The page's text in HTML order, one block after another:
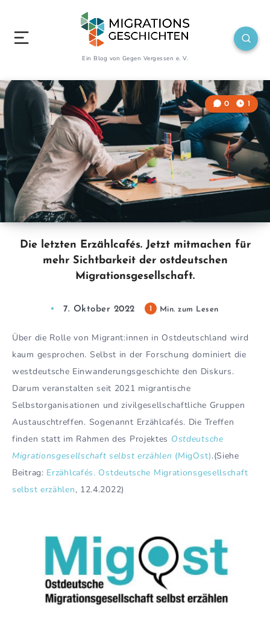
Ein Blog von Gegen Vergessen e. V.
Die letzten Erzählcafés. Jetzt mitmachen für
mehr Sichtbarkeit der ostdeutschen
Migrationsgesellschaft.
0 1
7. Oktober 2022 1 Min. zum Lesen
Über die Rolle von Migrant:innen in Ostdeutschland wird
kaum gesprochen. Selbst in der Forschung dominiert die
westdeutsche Einwanderungsgeschichte den Diskurs.
Darum veranstalten seit 2021 migrantische
Selbstorganisationen und zivilgesellschaftliche Gruppen
Austauschtreffen. Sogenannt Erzählcafés. Die Treffen
finden statt im Rahmen des Projektes Ostdeutsche
Migrationsgesellschaft selbst erzählen (MigOst).(Siehe
Beitrag: Erzählcafés. Ostdeutsche Migrationsgesellschaft
selbst erzählen, 12.4.2022)